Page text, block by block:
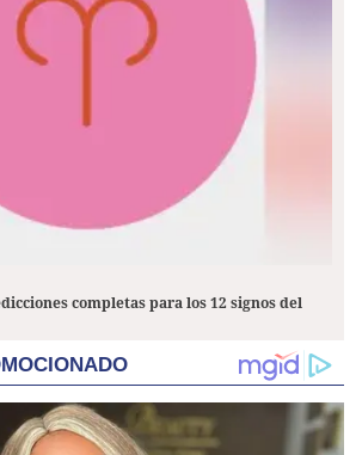
completas para los 12 signos del